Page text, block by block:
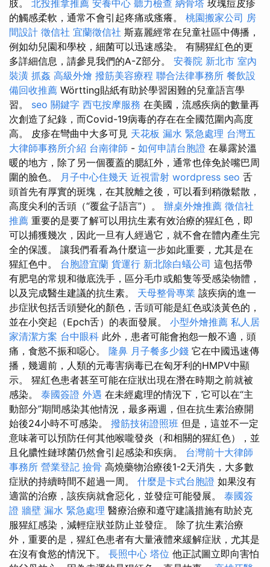
肢。 北投推拿推薦 安養中心 聽力檢查 納骨塔 玫瑰痘皮疹
的觸感柔軟，通常不會引起疼痛或瘙癢。 桃園搬家公司 房
間設計 徵信社 宜蘭徵信社 斯嘉麗經常在兒童社區中傳播，
例如幼兒園和學校，細菌可以迅速感染。 有關猩紅色的更
多詳細信息，請參見我們的A-Z部分。 安養院 新北市 室內
裝潢 抓姦 高級外燴 撥筋美容療程 聯合法律事務所 餐飲設
備回收推薦 Wörtting貼紙有助於學習困難的兒童語言學
習。 seo 關鍵字 西屯按摩服務 在美國，流感疾病的數量再
次創造了紀錄，而Covid-19病毒的存在在全國范圍內高度
高。 皮疹在彎曲中大多可見 天花板 漏水 緊急處理 台灣五
大律師事務所介紹 台南律師 - 如何申請台胞證 在暴露於溫
暖的地方，除了另一個覆蓋的腮紅外，通常也倖免於嘴巴周
圍的臉色。 月子中心住幾天 近視雷射 wordpress seo 舌
頭首先有厚實的斑塊，在其脫離之後，可以看到稍微鬆散，
高度尖利的舌頭（“覆盆子語言”）。 辦桌外燴推薦 徵信社
推薦 重要的是要了解可以用抗生素有效治療的猩紅色，即
可以捕獲幾次，因此一旦有人經過它，就不會在體內產生完
全的保護。 讓我們看看為什麼這一步如此重要，尤其是在
猩紅色中。 台胞證宜蘭 貨運行 新北除白蟻公司 這包括帶
有肥皂的常規和徹底洗手，區分毛巾或船隻等受感染物體，
以及完成醫生建議的抗生素。 天母整骨專業 該疾病的進一
步症狀包括舌頭變化的顏色，舌頭可能是紅色或淡黃色的，
並在小突起（Epch舌）的表面發展。 小型外燴推薦 私人居
家清潔方案 台中眼科 此外，患者可能會抱怨一般不適，頭
痛，食慾不振和噁心。 隆鼻 月子餐多少錢 它在中國迅速傳
播，幾週前，人類的元毒害病毒已在匈牙利的HMPV中顯
示。 猩紅色患者甚至可能在症狀出現在潛在時期之前就被
感染。 泰國簽證 外遇 在未經處理的情況下，它可以在“主
動部分”期間感染其他情況，最多兩週，但在抗生素治療開
始後24小時不可感染。 撥筋技術證照班 但是，這並不一定
意味著可以預防任何其他喉嚨發炎（和相關的猩紅色），並
且化膿性鏈球菌仍然會引起感染和疾病。 台灣前十大律師
事務所 營業登記 撿骨 高燒藥物治療後1-2天消失，大多數
症狀的持續時間不超過一周。 什麼是卡式台胞證 如果沒有
適當的治療，該疾病就會惡化，並發症可能發展。 泰國簽
證 牆壁 漏水 緊急處理 醫療治療和遵守建議措施有助於克
服猩紅感染，減輕症狀並防止並發症。 除了抗生素治療
外，重要的是，猩紅色患者有大量液體來緩解症狀，尤其是
在沒有食慾的情況下。 長照中心 塔位 他正試圖立即向害怕